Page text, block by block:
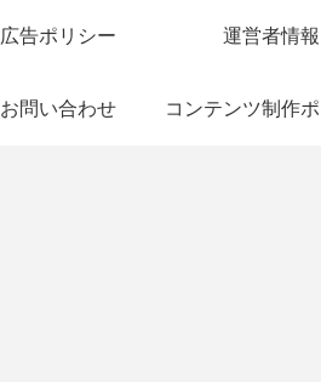
広告ポリシー 運営者情報
お問い合わせ コンテンツ制作